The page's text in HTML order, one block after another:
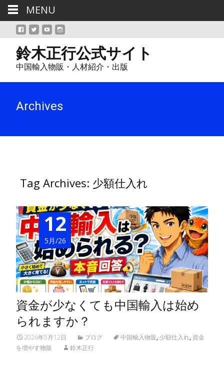
鈴木正行公式サイト
中国輸入物販・人材紹介・出版
Archives
Tag Archives: 少額仕入れ
12
5月/26
資金が少なくても中国輸入は始め
られますか？
2026年5月12日 ブログ 中国輸入物販, 少額仕入れ, 資金
を増やす物販
鈴木正行
MENU